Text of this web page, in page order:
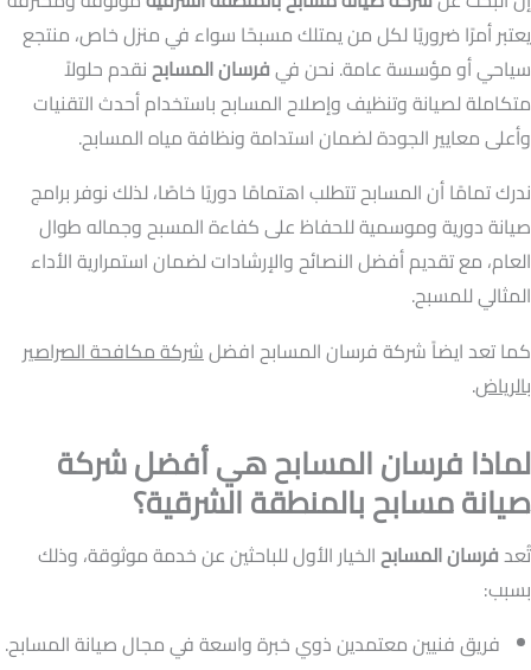
يعتبر أمرًا ضروريًا لكل من يمتلك مسبحًا سواء في منزل خاص، منتجع
سياحي أو مؤسسة عامة. نحن فيفرسان المسابحنقدم حلولاً
متكاملة لصيانة وتنظيف وإصلاح المسابح باستخدام أحدث التقنيات
وأعلى معايير الجودة لضمان استدامة ونظافة مياه المسابح.
ندرك تمامًا أن المسابح تتطلب اهتمامًا دوريًا خاصًا، لذلك نوفر برامج
صيانة دورية وموسمية للحفاظ على كفاءة المسبح وجماله طوال
العام، مع تقديم أفضل النصائح والإرشادات لضمان استمرارية الأداء
المثالي للمسبح.
كما تعد ايضاً شركة فرسان المسابح افضلشركة مكافحة الصراصير
بالرياض.
لماذا فرسان المسابح هي أفضل شركة
صيانة مسابح بالمنطقة الشرقية؟
تُعدفرسان المسابحالخيار الأول للباحثين عن خدمة موثوقة، وذلك
بسبب:
فريق فنيين معتمدين ذوي خبرة واسعة في مجال صيانة المسابح.